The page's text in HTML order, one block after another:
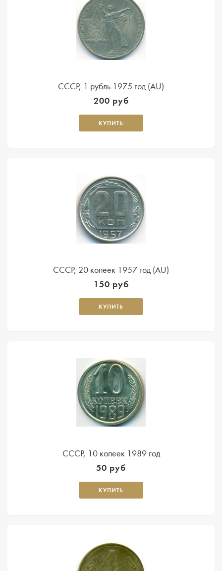
СССР, 1 рубль 1975 год (AU)
200 руб
КУПИТЬ
СССР, 20 копеек 1957 год (AU)
150 руб
КУПИТЬ
СССР, 10 копеек 1989 год
50 руб
КУПИТЬ